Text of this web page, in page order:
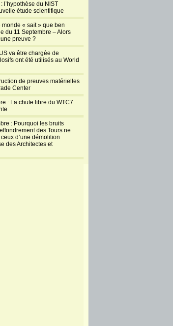
l’hypothèse du NIST
étude scientifique
monde « sait » que ben
du 11 Septembre – Alors
preuve ?
va être chargée de
ont été utilisés au World
de preuves matérielles
Center
: La chute libre du WTC7
: Pourquoi les bruits
des Tours ne
d’une démolition
des Architectes et